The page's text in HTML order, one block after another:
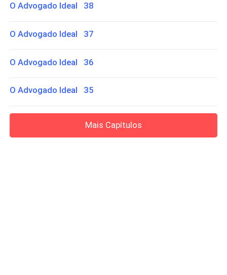
O Advogado Ideal 38
O Advogado Ideal 37
O Advogado Ideal 36
O Advogado Ideal 35
Mais Capítulos